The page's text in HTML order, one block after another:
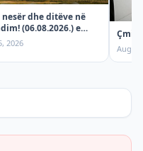
dhe ditëve në
(06.08.2026.) e
2026
Aug 5,